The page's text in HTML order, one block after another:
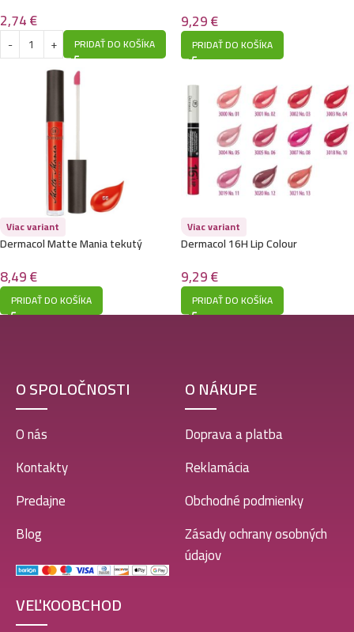
2,74€
PRIDAŤ DO KOŠÍKA
4,1 ml
9,29€
PRIDAŤ DO KOŠÍKA
Viac variant
Dermacol Matte Mania tekutý
8,49€
PRIDAŤ DO KOŠÍKA
Viac variant
Dermacol 16H Lip Colour
4,1 ml
9,29€
PRIDAŤ DO KOŠÍKA
O SPOLOČNOSTI
O nás
Kontakty
Predajne
Blog
O NÁKUPE
Doprava a platba
Reklamácia
Obchodné podmienky
Zásady ochrany osobných
údajov
VEĽKOOBCHOD